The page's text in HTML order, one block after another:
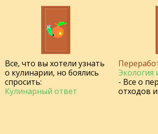
Все, что вы хотели узнать
о кулинарии, но боялись
спросить:
Кулинарный ответ
Экология
- Все о
отходов